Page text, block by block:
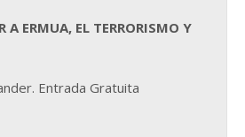
A ERMUA, EL TERRORISMO Y
Entrada Gratuita